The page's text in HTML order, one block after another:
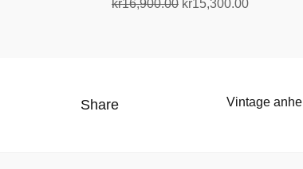
kr16,900.00 Opprinnelig
kr15,300.00
Share
Vintage